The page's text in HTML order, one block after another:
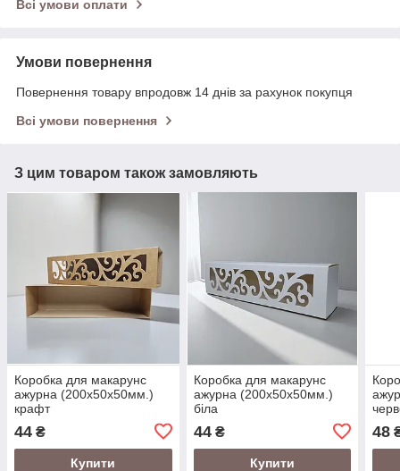
Всі умови оплати
Умови повернення
Повернення товару впродовж 14 днів за рахунок покупця
Всі умови повернення
З цим товаром також замовляють
Коробка для макарунс
ажурна (200х50х50мм.)
крафт
44 ₴
Купити
Коробка для макарунс
ажурна (200х50х50мм.)
біла
44₴
Купити
48